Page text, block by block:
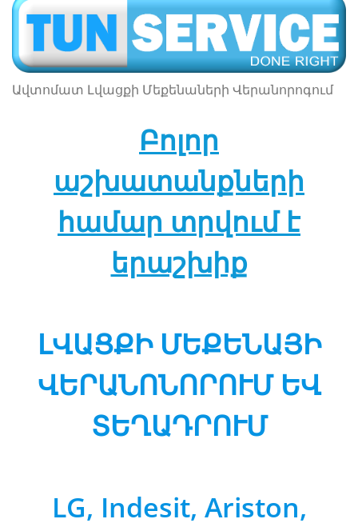
Ավտոմատ Լվացքի Մեքենաների Վերանորոգում
Բոլոր
աշխատանքների
համար տրվում է
երաշխիք
ԼՎԱՑՔԻ ՄԵՔԵՆԱՅԻ
ՎԵՐԱՆՈՆՈՐՈՒՄԵՎ
ՏԵՂԱԴՐՈՒՄ
LG, Indesit, Ariston,